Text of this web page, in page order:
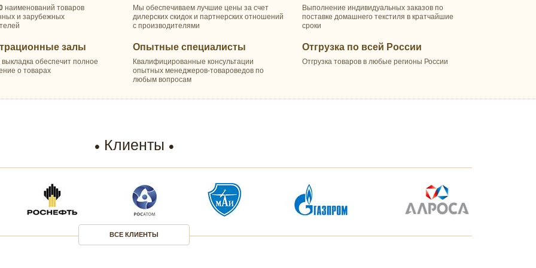
наименований товаров
и зарубежных
залы
обеспечит полное
о товарах
Мы обеспечиваем лучшие цены за счет
дилерских скидок и партнерских отношений
с производителями
Опытные специалисты
Квалифицированные консультации
опытных менеджеров-товароведов по
любым вопросам
Выполнение индивидуальных заказов по
поставке домашнего текстиля в кратчайшие
сроки
Отгрузка по всей России
Отгрузка товаров в любые регионы России
Клиенты
ВСЕ КЛИЕНТЫ